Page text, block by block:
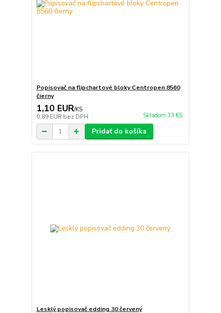
Popisovač na flipchartové bloky Centropen 8560
čierny
1,10 EUR/KS
0,89 EUR bez DPH Skladom 33 KS
Pridať do košíka
Lesklý popisovač edding 30 červený